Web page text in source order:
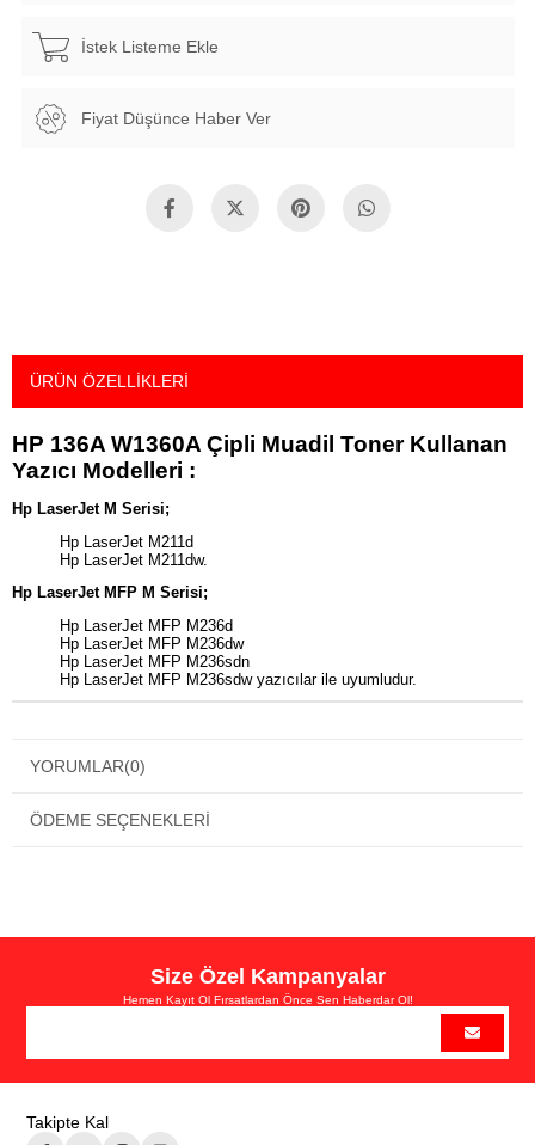
İstek Listeme Ekle
Fiyat Düşünce Haber Ver
ÜRÜN ÖZELLIKLERI
HP 136A W1360A Çipli Muadil Toner Kullanan
Yazıcı Modelleri :
Hp LaserJet M Serisi;
Hp LaserJet M211d
Hp LaserJet M211dw.
Hp LaserJet MFP M Serisi;
Hp LaserJet MFP M236d
Hp LaserJet MFP M236dw
Hp LaserJet MFP M236sdn
Hp LaserJet MFP M236sdw yazıcılar ile uyumludur.
YORUMLAR(0)
ÖDEME SEÇENEKLERI
Size Özel Kampanyalar
Hemen Kayıt Ol Fırsatlardan Önce Sen Haberdar Ol!
Takipte Kal